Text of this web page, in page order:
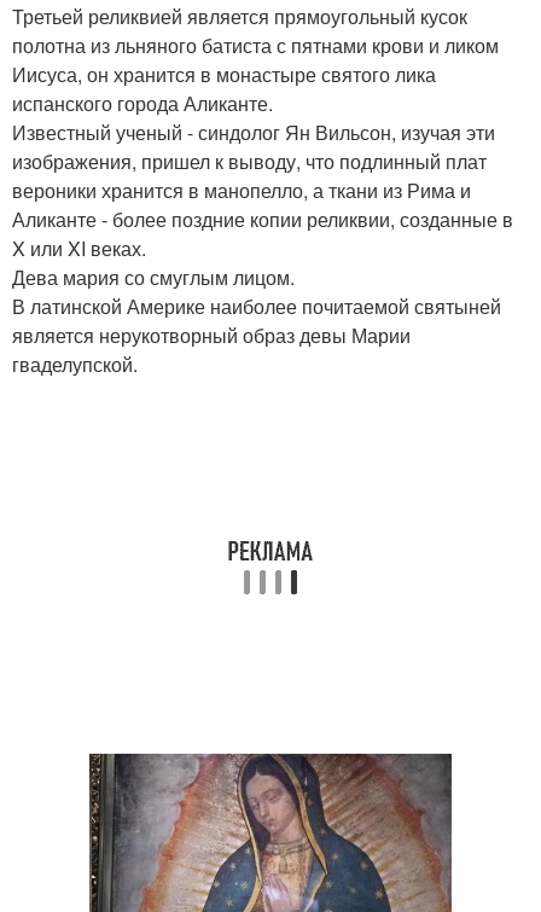
Третьей реликвией является прямоугольный кусок
полотна из льняного батиста с пятнами крови и ликом
Иисуса, он хранится в монастыре святого лика
испанского города Аликанте.
Известный ученый - синдолог Ян Вильсон, изучая эти
изображения, пришел к выводу, что подлинный плат
вероники хранится в манопелло, а ткани из Рима и
Аликанте - более поздние копии реликвии, созданные в
X или XI веках.
Дева мария со смуглым лицом.
В латинской Америке наиболее почитаемой святыней
является нерукотворный образ девы Марии
гваделупской.